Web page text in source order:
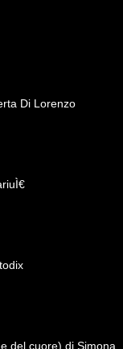
Di Lorenzo
del cuore) di Simona